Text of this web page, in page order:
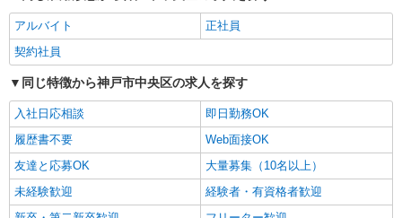
アルバイト
正社員
契約社員
同じ特徴から神戸市中央区の求人を探す
入社日応相談
即日勤務OK
履歴書不要
Web面接OK
友達と応募OK
大量募集（10名以上）
未経験歓迎
経験者・有資格者歓迎